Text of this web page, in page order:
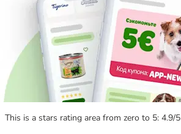
This is a stars rating area from zero to 5: 4.9/5